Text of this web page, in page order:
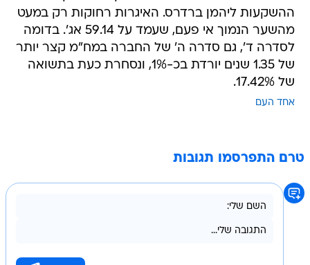
לסדרה ד', גם סדרה ה' של החברה במח"מ קצר יותר
של 1.35 שנים יורדת בכ-1%, ונסחרת כעת בתשואה
של 17.42%.
אחד העם